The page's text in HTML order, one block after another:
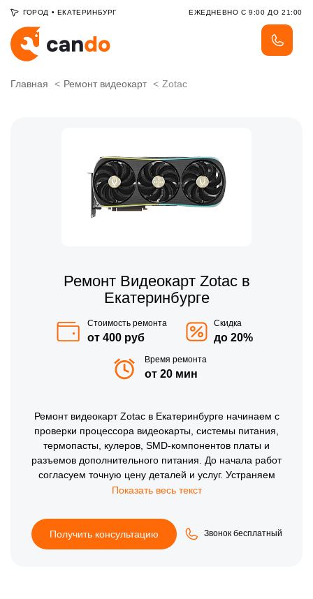
ГОРОД • ЕКАТЕРИНБУРГ ЕЖЕДНЕВНО С 9:00 ДО 21:00
Главная Ремонт видеокарт Zotac
Ремонт Видеокарт Zotac в
Екатеринбурге
Стоимость ремонта
от 400 руб
Скидка
до 20%
Время ремонта
от 20 мин
Ремонт видеокарт Zotac в Екатеринбурге начинаем с
проверки процессора видеокарты, системы питания,
термопасты, кулеров, SMD-компонентов платы и
разъемов дополнительного питания. До начала работ
согласуем точную цену деталей и услуг. Устраняем
графические искажения, остановку вентиляторов, синие
тестируем температуры в стресс-тестах, отсутствие
троттлинга, порты HDMI/DP и общую стабильность
системы после ремонта.
Получить консультацию Звонок бесплатный